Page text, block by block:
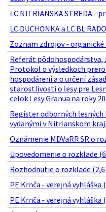
LC NITRIANSKA STREDA -
LC DUCHONKA a LC BL
Zoznam zdrojov -
Referát pôdohospodárstva,
Protokol o výsledkoch
hospodárení a o určení
starostlivosti o lesy pre
celok Lesy Granua na roky
Register odborných
vydanými v Nitrianskom
Oznámenie MDVaRR SR o
Upovedomenie o rozklade
Rozhodnutie o rozklade (2,6
PE Krnča - verejná vyhláška
PE Krnča - verejná vyhláška